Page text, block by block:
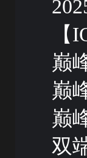
巅
巅
巅
双